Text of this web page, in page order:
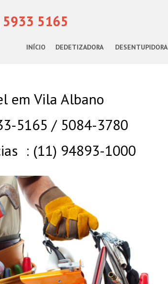
5165
INÍCIO DEDETIZADORA DESENTUPIDORA
em Vila Albano
5165 / 5084-3780
: (11) 94893-1000